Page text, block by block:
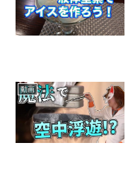
動画